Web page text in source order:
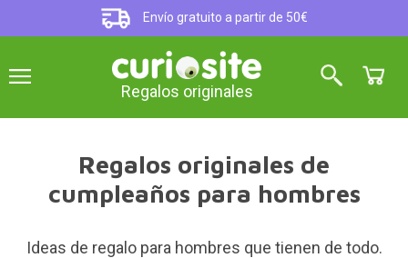
Envío gratuito a partir de 50€
Regalos originales
Regalos originales de
cumpleaños para hombres
Ideas de regalo para hombres que tienen de todo.